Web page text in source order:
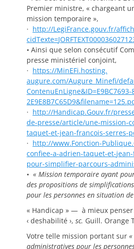
Premier ministre, « chargeant
mission temporaire »,
· http://LegiFrance.gouv.fr/
cidTexte=
• Ainsi que selon consécutif
presse ministériel conjoint,
· https://MinEFi.hosting.
augure.com/Augure_Minefi/
ContenuEnLigne&ID=E9BC7693-
2E9E8B7C65D9&
· http://Handicap.Gouv.fr/
de-presse/article/une-mission-
taquet-et-jean-francois-serres-
· http://www.Fonction-
confiee-a-adrien-taquet-et-
pour-simplifier-parcours-
• « Mission temporaire ayant
des propositions de
pour les personnes en situation
« Handicap » — à mieux penser
‹ deshabilité ›, sc. Guill. Orange
Votre telle mission portant sur «
administratives pour les